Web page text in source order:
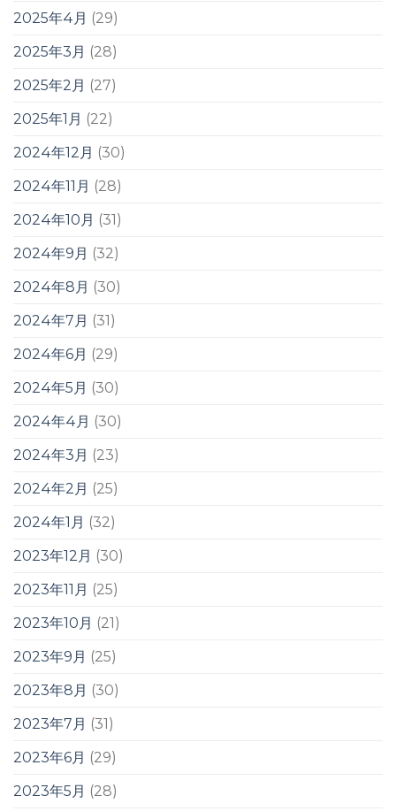
2025年4月 (29)
2025年3月 (28)
2025年2月 (27)
2025年1月 (22)
2024年12月 (30)
2024年11月 (28)
2024年10月 (31)
2024年9月 (32)
2024年8月 (30)
2024年7月 (31)
2024年6月 (29)
2024年5月 (30)
2024年4月 (30)
2024年3月 (23)
2024年2月 (25)
2024年1月 (32)
2023年12月 (30)
2023年11月 (25)
2023年10月 (21)
2023年9月 (25)
2023年8月 (30)
2023年7月 (31)
2023年6月 (29)
2023年5月 (28)